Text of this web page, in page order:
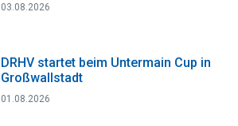
03.08.2026
DRHV startet beim Untermain Cup in
Großwallstadt
01.08.2026